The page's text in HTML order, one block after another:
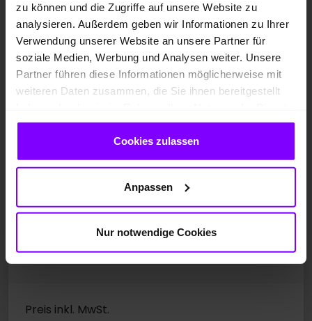
zu können und die Zugriffe auf unsere Website zu
analysieren. Außerdem geben wir Informationen zu Ihrer
Verwendung unserer Website an unsere Partner für
soziale Medien, Werbung und Analysen weiter. Unsere
Partner führen diese Informationen möglicherweise mit
weiteren Daten zusammen, die Sie ihnen bereitgestellt
gesammelt haben.
Cookies zulassen
Anpassen
Nur notwendige Cookies
Gebrauchtfahrzeug
Elektro
Gletscherweiß Metallic
15.148 km
285 kW / 387 PS
Automatik
Preis inkl. MwSt.